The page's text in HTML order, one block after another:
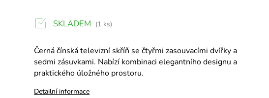
Černá čínská televizní skříň se čtyřmi zasouvacími dvířky a
sedmi zásuvkami. Nabízí kombinaci elegantního designu a
praktického úložného prostoru.
Detailní informace
SKLADEM (1 ks)